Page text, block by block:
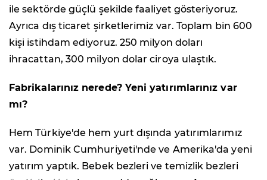
ile sektörde güçlü şekilde faaliyet gösteriyoruz.
Ayrıca dış ticaret şirketlerimiz var. Toplam bin 600
kişi istihdam ediyoruz. 250 milyon doları
ihracattan, 300 milyon dolar ciroya ulaştık.
Fabrikalarınız nerede? Yeni yatırımlarınız var
mı?
Hem Türkiye'de hem yurt dışında yatırımlarımız
var. Dominik Cumhuriyeti'nde ve Amerika'da yeni
yatırım yaptık. Bebek bezleri ve temizlik bezleri